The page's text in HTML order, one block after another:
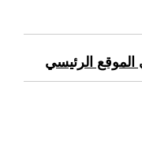
الرئيسي